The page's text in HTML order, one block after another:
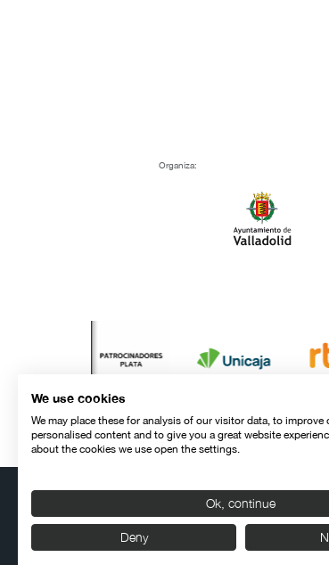
Organiza:
ContactoAviso legalPolítica de privacidad
© SEMINCI – Semana Internacional de Cine
We use cookies
We may place these for analysis of our visitor data, to improve
personalised content and to give you a great website
about the cookies we use open the settings.
Ok, continue
Deny